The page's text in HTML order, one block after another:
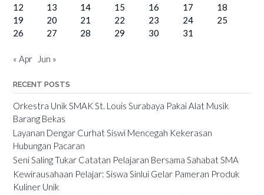
12
13 14 15 16 17
18
19
20 21 22 23 24
25
26
27 28 29 30 31
« Apr Jun »
RECENT POSTS
Orkestra Unik SMAK St. Louis Surabaya Pakai Alat Musik
Barang Bekas
Layanan Dengar Curhat Siswi Mencegah Kekerasan
Hubungan Pacaran
Seni Saling Tukar Catatan Pelajaran Bersama Sahabat SMA
Kewirausahaan Pelajar: Siswa Sinlui Gelar Pameran Produk
Kuliner Unik